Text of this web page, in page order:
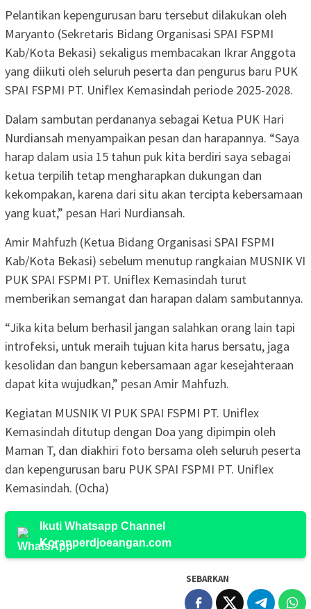
Pelantikan kepengurusan baru tersebut dilakukan oleh
Maryanto (Sekretaris Bidang Organisasi SPAI FSPMI
Kab/Kota Bekasi) sekaligus membacakan Ikrar Anggota
yang diikuti oleh seluruh peserta dan pengurus baru PUK
SPAI FSPMI PT. Uniflex Kemasindah periode 2025-2028.
Dalam sambutan perdananya sebagai Ketua PUK Hari
Nurdiansah menyampaikan pesan dan harapannya. “Saya
harap dalam usia 15 tahun puk kita berdiri saya sebagai
ketua terpilih tetap mengharapkan dukungan dan
kekompakan, karena dari situ akan tercipta kebersamaan
yang kuat,” pesan Hari Nurdiansah.
Amir Mahfuzh (Ketua Bidang Organisasi SPAI FSPMI
Kab/Kota Bekasi) sebelum menutup rangkaian MUSNIK VI
PUK SPAI FSPMI PT. Uniflex Kemasindah turut
memberikan semangat dan harapan dalam sambutannya.
“Jika kita belum berhasil jangan salahkan orang lain tapi
introfeksi, untuk meraih tujuan kita harus bersatu, jaga
kesolidan dan bangun kebersamaan agar kesejahteraan
dapat kita wujudkan,” pesan Amir Mahfuzh.
Kegiatan MUSNIK VI PUK SPAI FSPMI PT. Uniflex
Kemasindah ditutup dengan Doa yang dipimpin oleh
Maman T, dan diakhiri foto bersama oleh seluruh peserta
dan kepengurusan baru PUK SPAI FSPMI PT. Uniflex
Kemasindah. (Ocha)
Ikuti Whatsapp Channel
Koranperdjoeangan.com
SEBARKAN